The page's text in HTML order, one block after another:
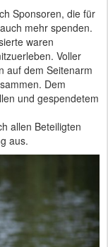
Sponsoren, die für
mehr spenden.
waren
Voller
auf dem Seitenarm
Dem
und gespendetem
allen Beteiligten
aus.